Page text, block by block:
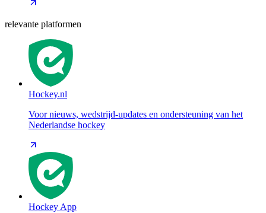
relevante platformen
Hockey.nl
Voor nieuws, wedstrijd-updates en ondersteuning van het
Nederlandse hockey
Hockey App